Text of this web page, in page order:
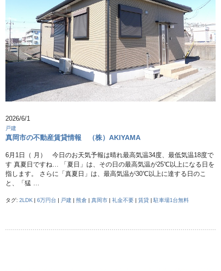
2026/6/1
戸建
真岡市の不動産賃貸情報 （株）AKIYAMA
6月1日（ 月） 今日のお天気予報は晴れ最高気温34度、最低気温18度で
す 真夏日ですね… 「夏日」は、その日の最高気温が25℃以上になる日を
指します。 さらに「真夏日」は、最高気温が30℃以上に達する日のこ
と、「猛 …
タグ:2LDK |6万円台 | 戸建 |熊倉 |真岡市 |礼金不要 |賃貸 |駐車場1台無料